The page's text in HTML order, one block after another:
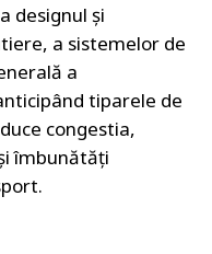
designul și
a sistemelor de
a
tiparele de
congestia,
îmbunătăți